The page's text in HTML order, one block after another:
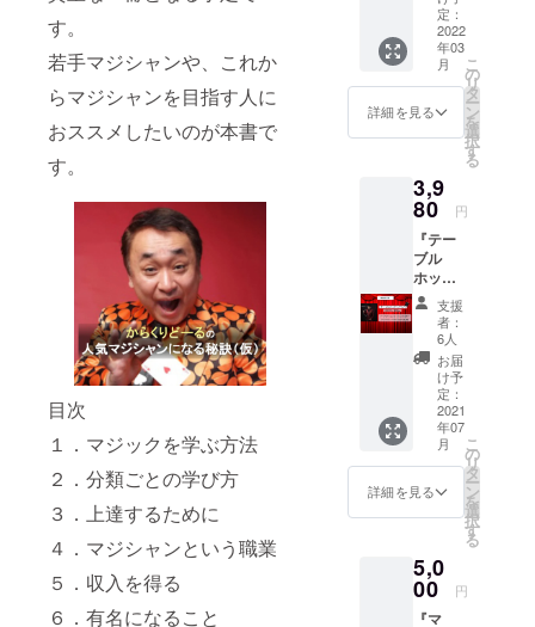
す。
若手マジシャンや、これか
らマジシャンを目指す人に
おススメしたいのが本書で
す。
目次
１．マジックを学ぶ方法
２．分類ごとの学び方
３．上達するために
４．マジシャンという職業
５．収入を得る
６．有名になること
く演じ
られて
いる芸
４．大
始める
５．大
６．投
げ銭の
もらい
方 ７．
大道芸
中のト
ラブル
につい
て ８．
大道芸
の今後
９．あ
とがき
ますの
で、
noteア
カウン
覧する
ことは
ル振り
分けに
ご注意
くださ
い）
注）
ント機
能に
よって
送付い
たしま
す。
note書
籍です
が、
メール
配信し
ますの
で、
noteア
カウン
覧する
ことは
3000円
にてご
提供い
たしま
す。 お
届け方
子記事
をお送
りしま
す
（@not
e.muま
たは
@note.
comか
らの送
信にな
りま
す。迷
惑メー
ル振り
分けに
ご注意
note社
規定の
プレゼ
（仮）
』をお
届けし
ます。
この作
品は、
ヒー
ロー
出版の
noteア
カウン
トで
3980円
で販売
する予
定の作
品で
す。 先
行販売
特典と
して、
3500円
にてご
提供い
たしま
メール
にて電
子記事
定：
2022
年03
月
詳細を見る
こ
の
リ
タ
ー
ン
を
選
択
す
る
3,9
80 円
『テー
ブル
ホッピ
ング入
門』を
お届け
しま
す。 こ
の作品
は、
ヒー
ロー
ウッド
出版の
noteア
カウン
料金で
販売し
ている
作品で
支援
者：
6人
お届
け予
定：
2021
年07
月
詳細を見る
こ
の
リ
タ
ー
ン
を
選
択
す
る
5,0
00 円
『マ